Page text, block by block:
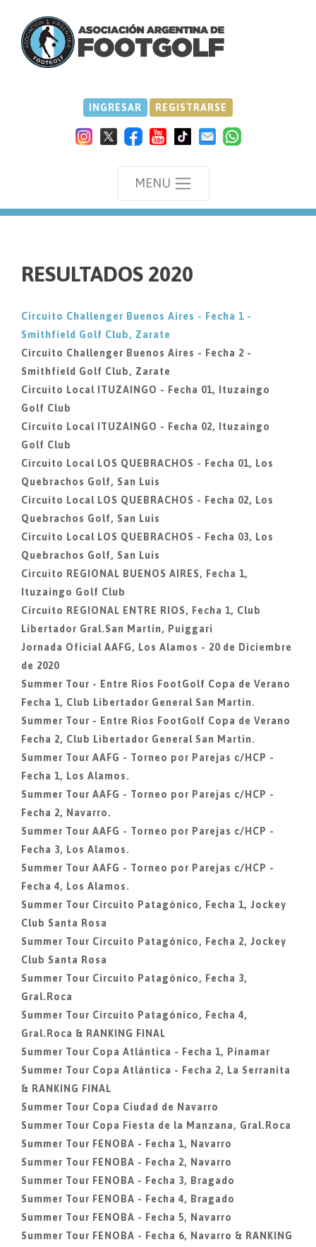
INGRESAR REGISTRARSE
MENU
RESULTADOS 2020
Circuito Challenger Buenos Aires - Fecha 1 -
Smithfield Golf Club, Zarate
Circuito Challenger Buenos Aires - Fecha 2 -
Smithfield Golf Club, Zarate
Circuito Local ITUZAINGO - Fecha 01, Ituzaingo
Golf Club
Circuito Local ITUZAINGO - Fecha 02, Ituzaingo
Golf Club
Circuito Local LOS QUEBRACHOS - Fecha 01, Los
Quebrachos Golf, San Luis
Circuito Local LOS QUEBRACHOS - Fecha 02, Los
Quebrachos Golf, San Luis
Circuito Local LOS QUEBRACHOS - Fecha 03, Los
Quebrachos Golf, San Luis
Circuito REGIONAL BUENOS AIRES, Fecha 1,
Ituzaingo Golf Club
Circuito REGIONAL ENTRE RIOS, Fecha 1, Club
Libertador Gral.San Martin, Puiggari
Jornada Oficial AAFG, Los Alamos - 20 de Diciembre
de 2020
Summer Tour - Entre Rios FootGolf Copa de Verano
Fecha 1, Club Libertador General San Martin.
Summer Tour - Entre Rios FootGolf Copa de Verano
Fecha 2, Club Libertador General San Martin.
Summer Tour AAFG - Torneo por Parejas c/HCP -
Fecha 1, Los Alamos.
Summer Tour AAFG - Torneo por Parejas c/HCP -
Fecha 2, Navarro.
Summer Tour AAFG - Torneo por Parejas c/HCP -
Fecha 3, Los Alamos.
Summer Tour AAFG - Torneo por Parejas c/HCP -
Fecha 4, Los Alamos.
Summer Tour Circuito Patagónico, Fecha 1, Jockey
Club Santa Rosa
Summer Tour Circuito Patagónico, Fecha 2, Jockey
Club Santa Rosa
Summer Tour Circuito Patagónico, Fecha 3,
Gral.Roca
Summer Tour Circuito Patagónico, Fecha 4,
Gral.Roca & RANKING FINAL
Summer Tour Copa Atlántica - Fecha 1, Pinamar
Summer Tour Copa Atlántica - Fecha 2, La Serranita
& RANKING FINAL
Summer Tour Copa Ciudad de Navarro
Summer Tour Copa Fiesta de la Manzana, Gral.Roca
Summer Tour FENOBA - Fecha 1, Navarro
Summer Tour FENOBA - Fecha 2, Navarro
Summer Tour FENOBA - Fecha 3, Bragado
Summer Tour FENOBA - Fecha 4, Bragado
Summer Tour FENOBA - Fecha 5, Navarro
Summer Tour FENOBA - Fecha 6, Navarro & RANKING